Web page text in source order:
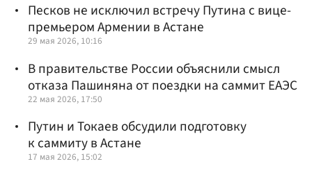
Песков не исключил встречу Путина с вице-
премьером Армении в Астане
29 мая 2026, 10:16
В правительстве России объяснили смысл
отказа Пашиняна от поездки на саммит ЕАЭС
22 мая 2026, 17:50
Путин и Токаев обсудили подготовку
к саммиту в Астане
17 мая 2026, 15:02